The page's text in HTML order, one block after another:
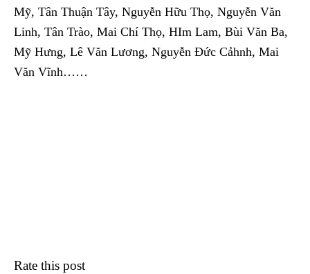
Mỹ, Tân Thuận Tây, Nguyễn Hữu Thọ, Nguyễn Văn
Linh, Tân Trào, Mai Chí Thọ, HIm Lam, Bùi Văn Ba,
Mỹ Hưng, Lê Văn Lương, Nguyễn Đức Cảhnh, Mai
Văn Vĩnh……
Rate this post